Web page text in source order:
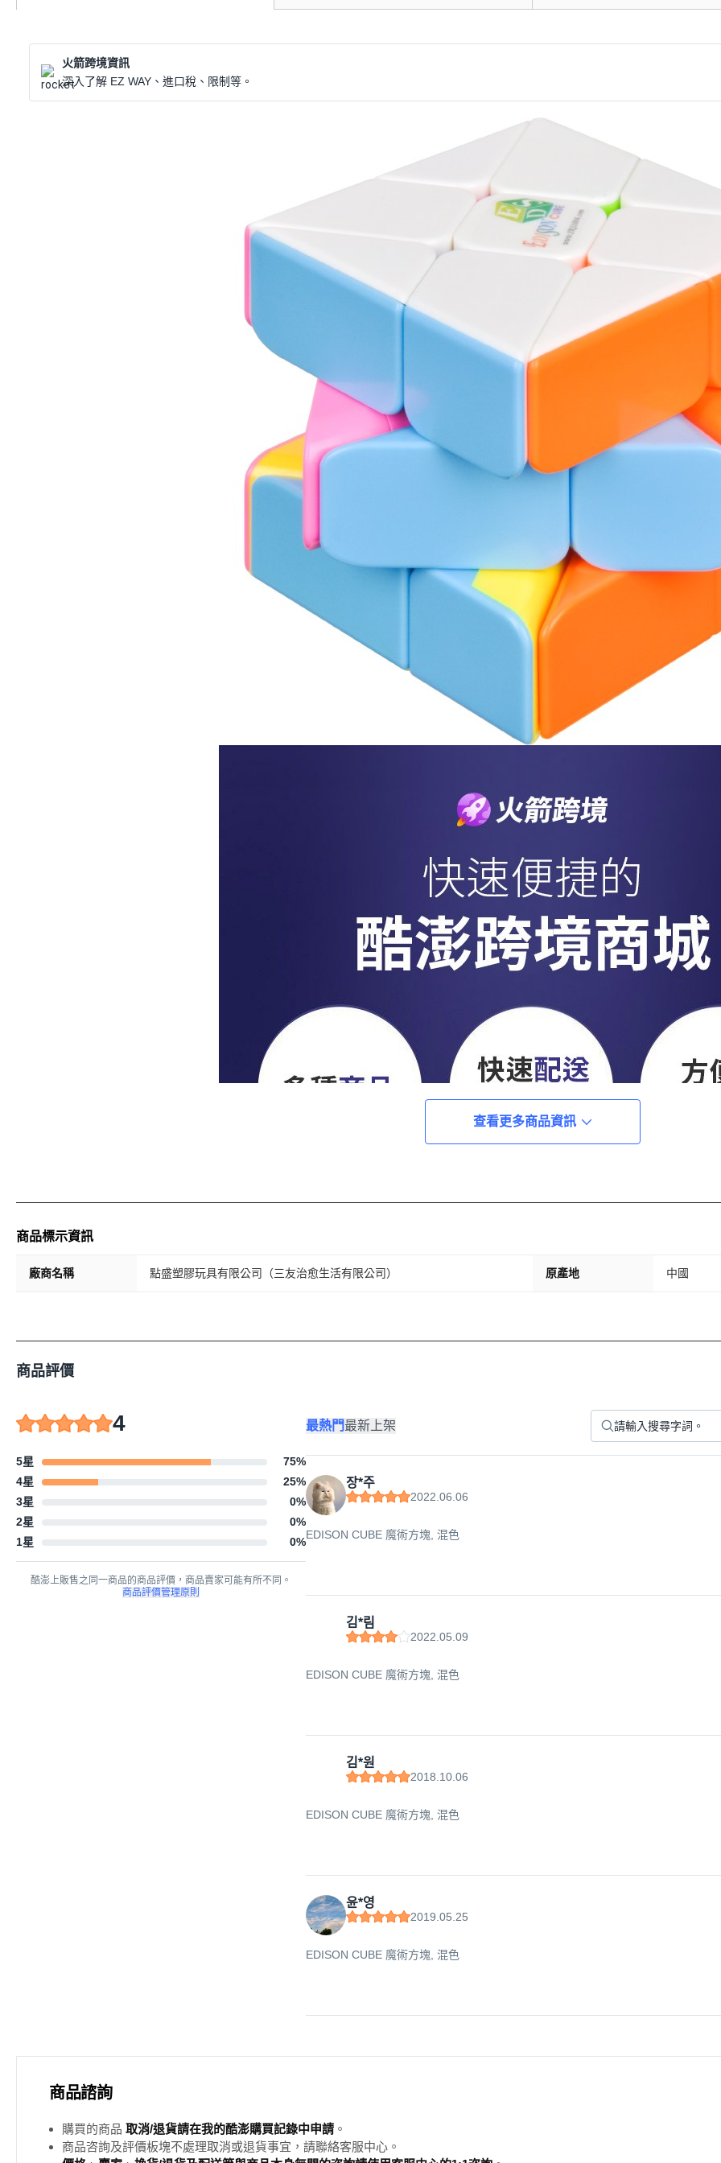
火箭跨境資訊
深入了解 EZ WAY、進口稅、限制等。
查看更多商品資訊
商品標示資訊
廠商名稱 點盛塑膠玩具有限公司（三友治愈生活有限公司） 原產地 中國
商品評價
4
5星 75%
4星
25%
3星
0%
2星
0%
1星
0%
酷澎上販售之同一商品的商品評價，商品賣家可能有所不同。
商品評價管理原則
最熱門最新上架
장*주
2022.06.06
EDISON CUBE 魔術方塊, 混色
김*림
2022.05.09
EDISON CUBE 魔術方塊, 混色
김*원
2018.10.06
EDISON CUBE 魔術方塊, 混色
윤*영
2019.05.25
EDISON CUBE 魔術方塊, 混色
商品諮詢
購買的商品 取消/退貨請在我的酷澎購買記錄中申請 。
商品咨詢及評價板塊不處理取消或退貨事宜，請聯絡客服中心。